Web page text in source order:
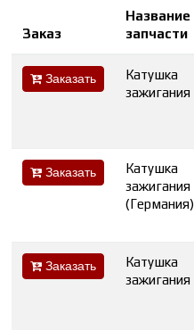
Заказ
Название
запчасти
Заказать
Катушка
зажигания
Заказать
Катушка
зажигания
(Германия)
Заказать
Катушка
зажигания